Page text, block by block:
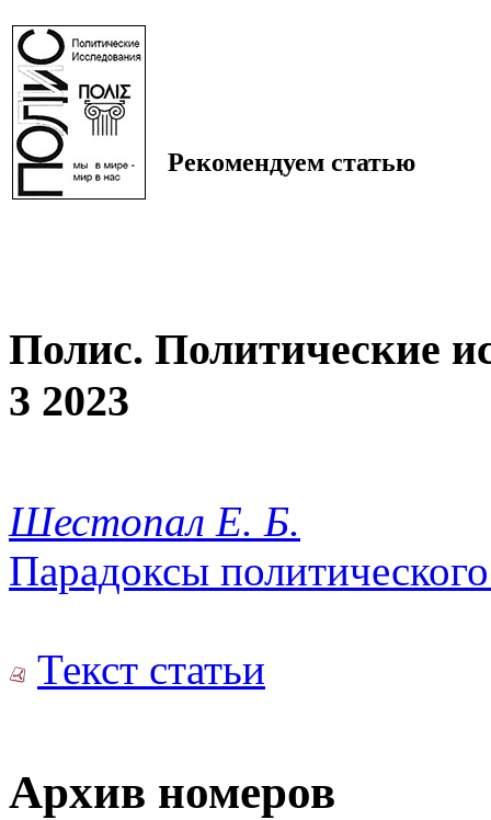
Рекомендуем статью
Полис. Политические
3 2023
Шестопал Е. Б.
Парадоксы
Текст статьи
Архив номеров